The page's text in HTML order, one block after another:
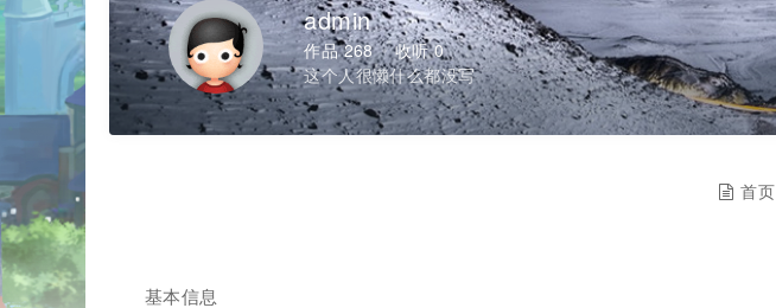
admin
作品 268
收听 0
这个人很懒什么都没写
首页
基本信息